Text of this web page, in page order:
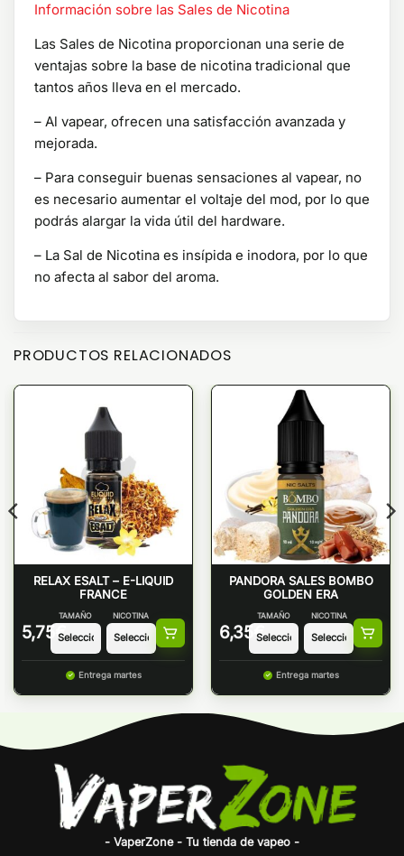
Información sobre las Sales de Nicotina
Las Sales de Nicotina proporcionan una serie de
ventajas sobre la base de nicotina tradicional que
tantos años lleva en el mercado.
– Al vapear, ofrecen una satisfacción avanzada y
mejorada.
– Para conseguir buenas sensaciones al vapear, no
es necesario aumentar el voltaje del mod, por lo que
podrás alargar la vida útil del hardware.
– La Sal de Nicotina es insípida e inodora, por lo que
no afecta al sabor del aroma.
PRODUCTOS RELACIONADOS
RELAX ESALT – E-LIQUID
FRANCE
5,75 €
TAMAÑO NICOTINA
Entrega martes
PANDORA SALES BOMBO
GOLDEN ERA
6,35 €
TAMAÑO NICOTINA
Entrega martes
- VaperZone - Tu tienda de vapeo -